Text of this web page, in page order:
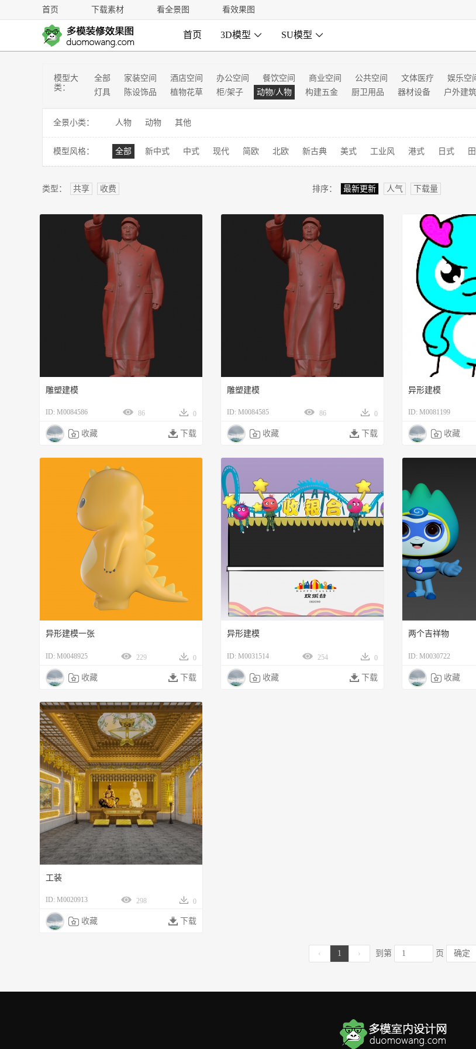
首页 下载素材 看全景图 看效果图
首页 3D模型  SU模型 
模型大
类：
全部 家装空间 酒店空间 办公空间 餐饮空间 商业空间 公共空间 文体医疗 娱乐空
灯具
陈设饰品 植物花草 柜/架子 动物/人物 构建五金 厨卫用品 器材设备 户外建筑
全景小类： 人物 动物 其他
模型风格： 全部 新中式 中式 现代 简欧 北欧 新古典 美式 工业风 港式 日式
类型： 共享 收费 排序： 最新更新 人气 下载量
雕塑建模
ID: M0084586 86 0
 收藏  下载
雕塑建模
ID: M0084585 86 0
 收藏  下载
异形建模
ID: M0081199
 收藏
异形建模一张
ID: M0048925 229 0
 收藏  下载
异形建模
ID: M0031514 254 0
 收藏  下载
两个吉祥物
ID: M0030722
 收藏
工装
ID: M0020913 298 0
 收藏  下载
‹ 1 › 到第 页